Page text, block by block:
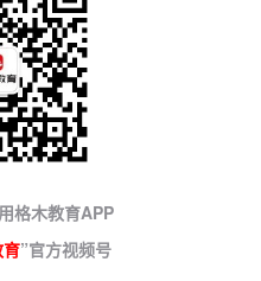
格木教育APP
”官方视频号